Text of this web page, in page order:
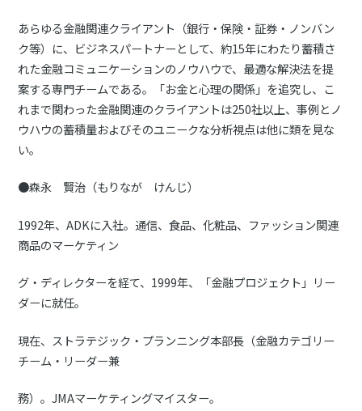
あらゆる金融関連クライアント（銀行・保険・証券・ノンバン
ク等）に、ビジネスパートナーとして、約15年にわたり蓄積さ
れた金融コミュニケーションのノウハウで、最適な解決法を提
案する専門チームである。「お金と心理の関係」を追究し、こ
れまで関わった金融関連のクライアントは250社以上、事例とノ
ウハウの蓄積量およびそのユニークな分析視点は他に類を見な
い。
●森永 賢治（もりなが けんじ）
1992年、ADKに入社。通信、食品、化粧品、ファッション関連
商品のマーケティン
グ・ディレクターを経て、1999年、「金融プロジェクト」リー
ダーに就任。
現在、ストラテジック・プランニング本部長（金融カテゴリー
チーム・リーダー兼
務）。JMAマーケティングマイスター。